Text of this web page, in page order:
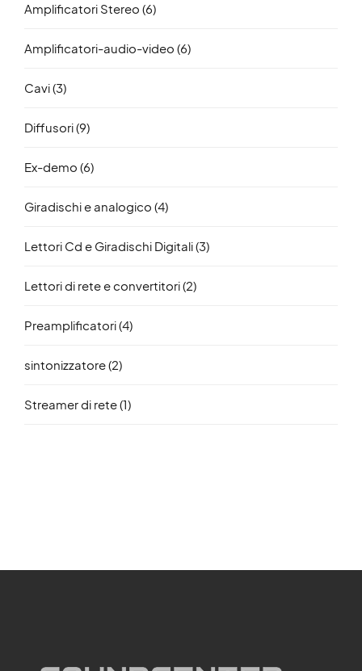
Amplificatori Stereo (6)
Amplificatori-audio-video (6)
Cavi(3)
Diffusori(9)
Ex-demo (6)
Giradischi e analogico (4)
Lettori Cd e Giradischi Digitali(3)
Lettori di rete e convertitori(2)
Preamplificatori(4)
sintonizzatore(2)
Streamer di rete(1)